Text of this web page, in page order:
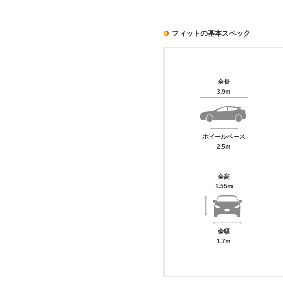
フィットの基本スペック
全長
3.9m
ホイールベース
2.5m
全高
1.55m
全幅
1.7m